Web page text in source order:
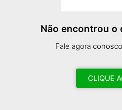
Não encontrou o
Fale agora
CLIQUE